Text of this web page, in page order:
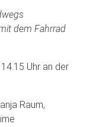
dem Fahrrad
Uhr an der
Raum,